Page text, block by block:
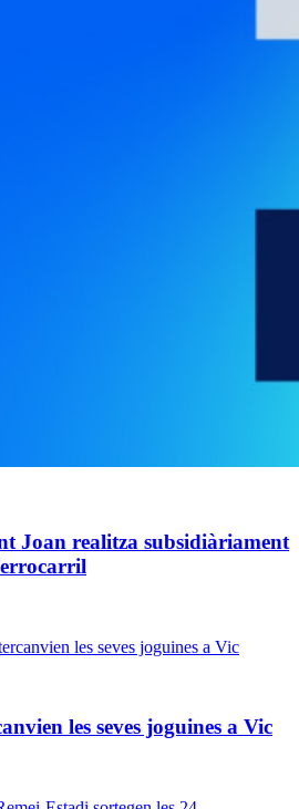
Joan realitza subsidiàriament
les seves joguines a Vic